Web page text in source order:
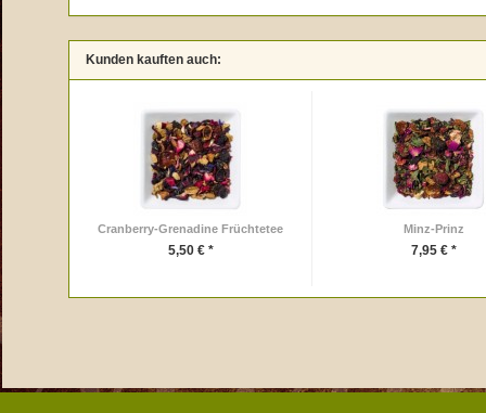
Kunden kauften auch:
Cranberry-Grenadine Früchtetee
5,50 € *
Minz-Prinz
7,95 € *